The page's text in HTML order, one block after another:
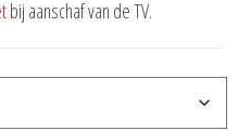
bij aanschaf van de TV.